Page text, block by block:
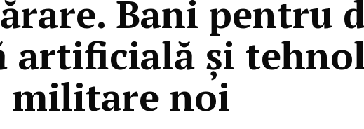
Bani pentru
artificială și
militare noi